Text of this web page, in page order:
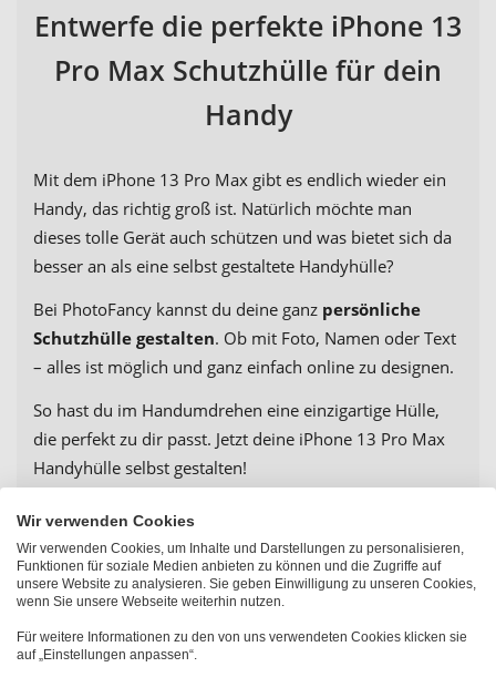
Entwerfe die perfekte iPhone 13
Pro Max Schutzhülle für dein
Handy
Mit dem iPhone 13 Pro Max gibt es endlich wieder ein
Handy, das richtig groß ist. Natürlich möchte man
dieses tolle Gerät auch schützen und was bietet sich da
besser an als eine selbst gestaltete Handyhülle?
Bei PhotoFancy kannst du deine ganz persönliche
Schutzhülle gestalten. Ob mit Foto, Namen oder Text
– alles ist möglich und ganz einfach online zu designen.
So hast du im Handumdrehen eine einzigartige Hülle,
die perfekt zu dir passt. Jetzt deine iPhone 13 Pro Max
Handyhülle selbst gestalten!
Die ganz besondere Handyhülle
für dein iPhone 13 Pro Max
Wir verwenden Cookies
Wir verwenden Cookies, um Inhalte und Darstellungen zu personalisieren,
Funktionen für soziale Medien anbieten zu können und die Zugriffe auf
unsere Website zu analysieren. Sie geben Einwilligung zu unseren Cookies,
wenn Sie unsere Webseite weiterhin nutzen.
Für weitere Informationen zu den von uns verwendeten Cookies klicken sie
auf „Einstellungen anpassen“.